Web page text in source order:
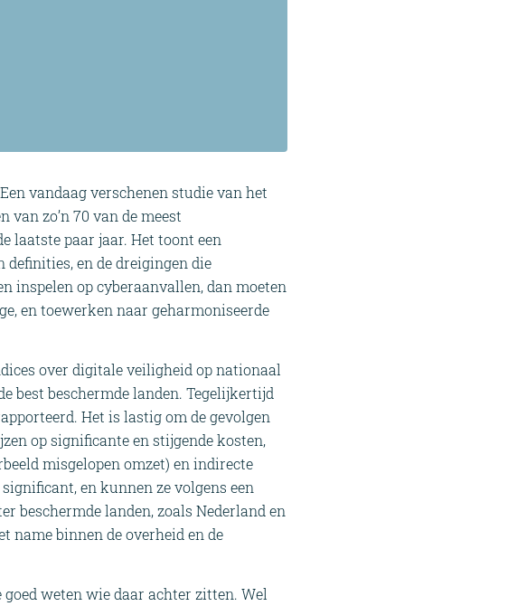
vandaag verschenen studie van het
van zo’n 70 van de meest
laatste paar jaar. Het toont een
en de dreigingen die
inspelen op cyberaanvallen, dan moeten
en toewerken naar geharmoniseerde
over digitale veiligheid op nationaal
best beschermde landen. Tegelijkertijd
Het is lastig om de gevolgen
op significante en stijgende kosten,
misgelopen omzet) en indirecte
en kunnen ze volgens een
beschermde landen, zoals Nederland en
name binnen de overheid en de
goed weten wie daar achter zitten. Wel